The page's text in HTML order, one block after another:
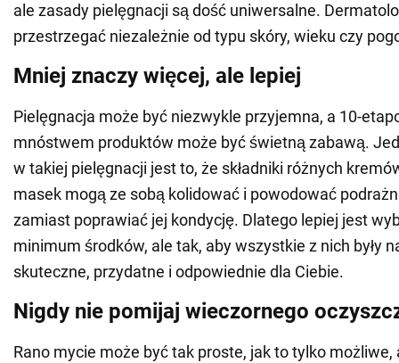
ale zasady pielęgnacji są dość uniwersalne.
przestrzegać niezależnie od typu skóry, wieku czy
Mniej znaczy więcej, ale lepiej
Pielęgnacja może być niezwykle przyjemna, a 10-
mnóstwem produktów może być świetną zabawą.
w takiej pielęgnacji jest to, że składniki różnych
masek mogą ze sobą kolidować i powodować
zamiast poprawiać jej kondycję. Dlatego lepiej jest
minimum środków, ale tak, aby wszystkie z nich były
skuteczne, przydatne i odpowiednie dla Ciebie.
Nigdy nie pomijaj wieczornego
Rano mycie może być tak proste, jak to tylko